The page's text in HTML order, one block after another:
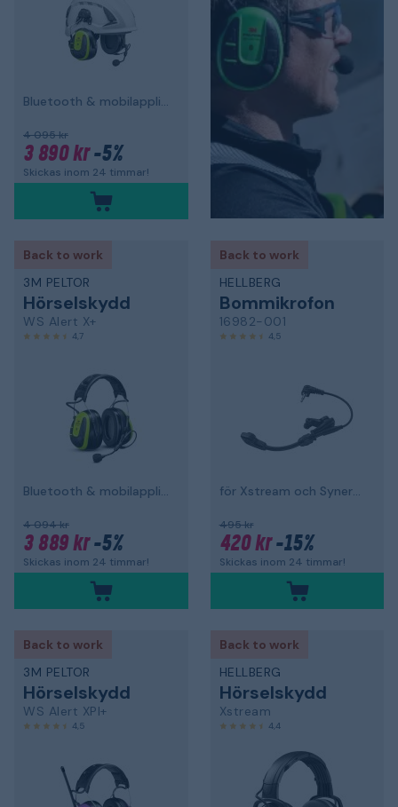
Bluetooth & mobilapplikation, hjälmfäste
4 095 kr
3 890 kr-5%
Skickas inom 24 timmar!
Back to work
3M PELTOR
Hörselskydd
WS Alert X+
4,7
Bluetooth & mobilapplikation, hjässbygel
4 094 kr
3 889 kr-5%
Skickas inom 24 timmar!
Back to work
HELLBERG
Bommikrofon
16982-001
4,5
för Xstream och Synergy
495 kr
420 kr-15%
Skickas inom 24 timmar!
Back to work
3M PELTOR
Hörselskydd
WS Alert XPI+
4,5
Back to work
HELLBERG
Hörselskydd
Xstream
4,4